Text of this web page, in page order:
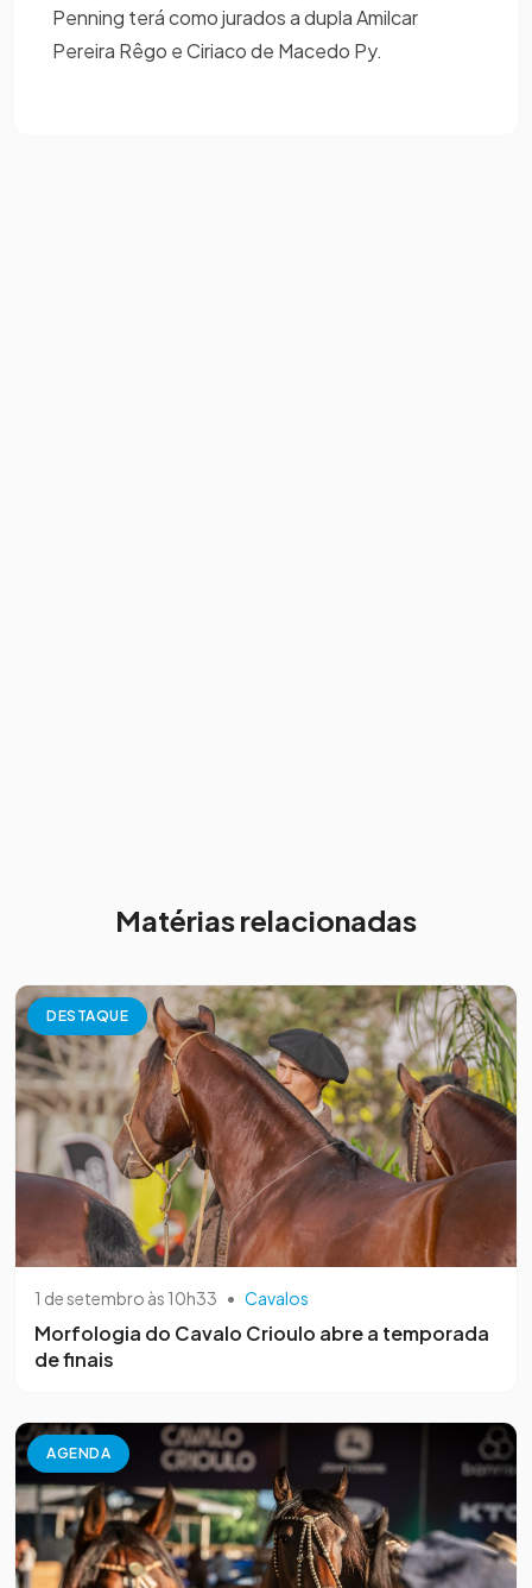
Penning terá como jurados a dupla Amilcar
Pereira Rêgo e Ciriaco de Macedo Py.
Matérias relacionadas
DESTAQUE
1 de setembro às 10h33 • Cavalos
Morfologia do Cavalo Crioulo abre a temporada
de finais
AGENDA